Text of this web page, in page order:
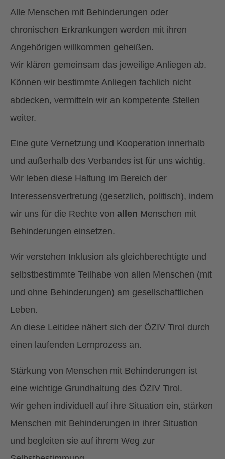
Alle Menschen mit Behinderungen oder
chronischen Erkrankungen werden mit ihren
Angehörigen willkommen geheißen.
Wir klären gemeinsam das jeweilige Anliegen ab.
Können wir bestimmte Anliegen fachlich nicht
abdecken, vermitteln wir an kompetente Stellen
weiter.
Eine gute Vernetzung und Kooperation innerhalb
und außerhalb des Verbandes ist für uns wichtig.
Wir leben diese Haltung im Bereich der
Interessensvertretung (gesetzlich, politisch), indem
wir uns für die Rechte von allen Menschen mit
Behinderungen einsetzen.
Wir verstehen Inklusion als gleichberechtigte und
selbstbestimmte Teilhabe von allen Menschen (mit
und ohne Behinderungen) am gesellschaftlichen
Leben.
An diese Leitidee nähert sich der ÖZIV Tirol durch
einen laufenden Lernprozess an.
Stärkung von Menschen mit Behinderungen ist
eine wichtige Grundhaltung des ÖZIV Tirol.
Wir gehen individuell auf ihre Situation ein, stärken
Menschen mit Behinderungen in ihrer Situation
und begleiten sie auf ihrem Weg zur